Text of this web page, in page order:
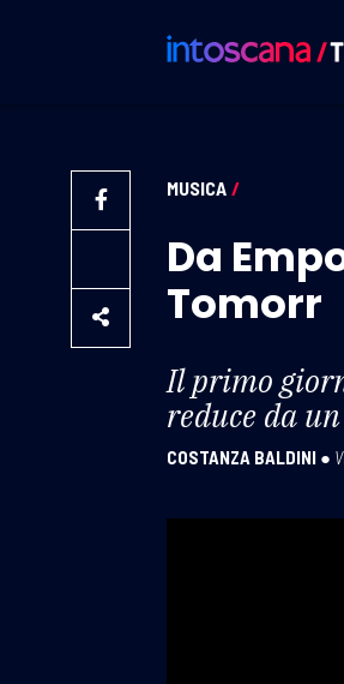
MUSICA /
Da
Tomorr
Il primo
reduce da
COSTANZA BALDINI ●